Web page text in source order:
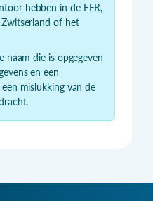
hebben in de EER,
of het
die is opgegeven
en een
mislukking van de